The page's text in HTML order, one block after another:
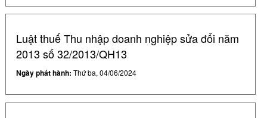
Luật thuế Thu nhập doanh nghiệp sửa đổi năm
2013 số 32/2013/QH13
Ngày phát hành: Thứ ba, 04/06/2024